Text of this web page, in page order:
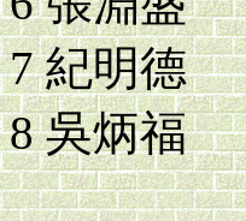
7 紀明德
8 吳炳福